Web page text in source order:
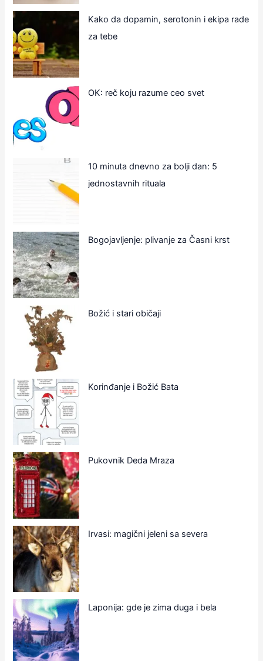
Kako da dopamin, serotonin i ekipa rade
za tebe
OK: reč koju razume ceo svet
10 minuta dnevno za bolji dan: 5
jednostavnih rituala
Bogojavljenje: plivanje za Časni krst
Božić i stari običaji
Korinđanje i Božić Bata
Pukovnik Deda Mraza
Irvasi: magični jeleni sa severa
Laponija: gde je zima duga i bela